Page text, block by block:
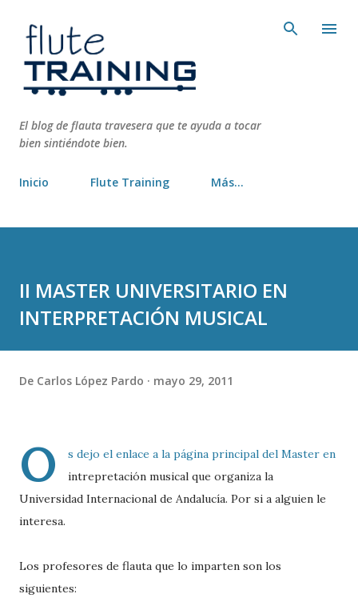
El blog de flauta travesera que te ayuda a tocar
bien sintiéndote bien.
Inicio Flute Training Más…
II MASTER UNIVERSITARIO EN
INTERPRETACIÓN MUSICAL
De Carlos López Pardo mayo 29, 2011
O
s dejo el enlace a la página principal del Master en
intrepretación musical que organiza la
Universidad Internacional de Andalucía. Por si a alguien le
interesa.
Los profesores de flauta que lo imparten son los
siguientes: